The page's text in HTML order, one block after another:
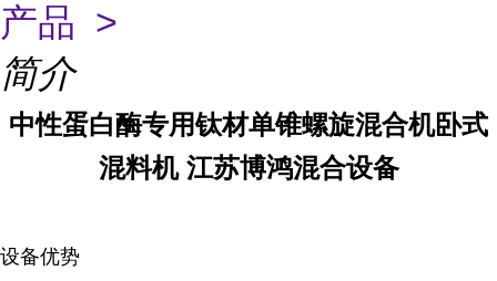
产品 >
简介
中性蛋白酶专用钛材单锥螺旋混合机卧式
混料机 江苏博鸿混合设备
设备优势